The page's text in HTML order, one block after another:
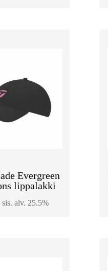
Evergreen
lippalakki
sis. alv. 25.5%